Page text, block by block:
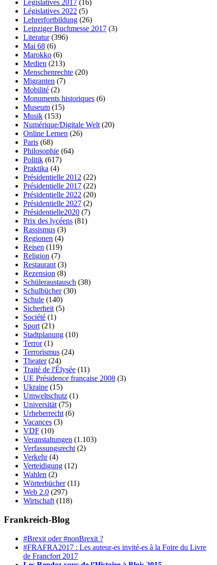
Législatives 2017 (16)
Législatives 2022 (5)
Lehrerfortbildung (26)
Leipziger Buchmesse 2017 (3)
Literatur(396)
Mai 68 (6)
Marokko (6)
Medien (213)
Menschenrechte (20)
Migranten (7)
Mobilité (2)
Monuments historiques (6)
Museum (15)
Musik (153)
Numérique/Digitale Welt (20)
Online Lernen (26)
Paris (68)
Philosophie (64)
Politik (617)
Praktika (4)
Présidentielle 2012 (22)
Présidentielle 2017 (22)
Présidentielle 2022 (20)
Présidentielle 2027 (2)
Présidentielle2020 (7)
Prix des lycéens (81)
Rassismus (3)
Regionen (4)
Reisen (119)
Religion (7)
Restaurant (3)
Rezension (8)
Schüleraustausch (38)
Schulbücher(30)
Schule (140)
Sicherheit (5)
Société (1)
Sport (21)
Stadtplanung (10)
Terror(1)
Terrorismus (24)
Theater(24)
Traité de l'Élysée (11)
UE Présidence française 2008 (3)
Ukraine (15)
Umweltschutz (1)
Universität (75)
Urheberrecht (6)
Vacances (3)
VDF (10)
Veranstaltungen (1.103)
Verfassungsrecht (2)
Verkehr(4)
Verteidigung (12)
Wahlen (2)
Wörterbücher(11)
Web 2.0 (297)
Wirtschaft (118)
Frankreich-Blog
#Brexit oder #nonBrexit ?
#FRAFRA2017 : Les auteur-es invité-es à la Foire du Livre
de Francfort 2017